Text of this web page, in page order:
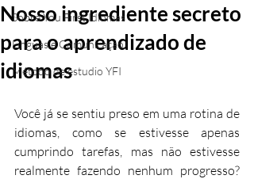
Sobre You First Idiomas
Línguas e Comunicação
Método de estudio YFI
Nosso ingrediente secreto
para o aprendizado de
idiomas
Você já se sentiu preso em uma rotina de
idiomas, como se estivesse apenas
cumprindo tarefas, mas não estivesse
realmente fazendo nenhum progresso?